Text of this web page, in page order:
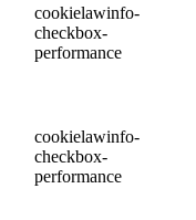
cookielawinfo-
checkbox-
performance
cookielawinfo-
checkbox-
performance